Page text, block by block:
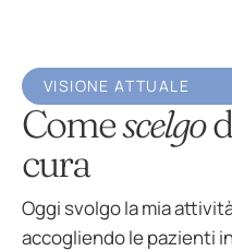
VISIONE ATTUALE
Comescelgo
cura
Oggi svolgo la mia
accogliendo le pazienti